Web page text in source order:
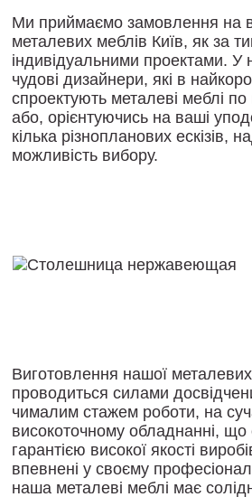
Ми приймаємо замовлення на
металевих меблів Київ, як за
індивідуальними проектами. У
чудові дизайнери, які в
спроектують металеві меблі по
або, орієнтуючись на ваші
кілька різнопланових ескізів,
можливість вибору.
Виготовлення нашої металевих
проводиться силами
чималим стажем роботи, на
високоточному обладнанні, що
гарантією високої якості
впевнені у своєму
наша металеві меблі має